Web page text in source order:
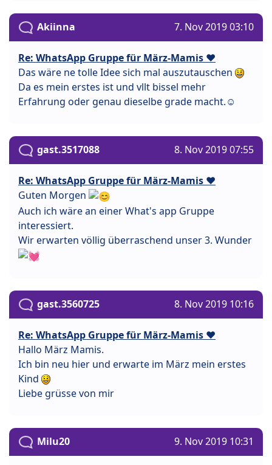
Akiinna 7. Nov 2019 03:10
Re: WhatsApp Gruppe für März-Mamis ❤️
Das wäre ne tolle Idee sich mal auszutauschen
Da es mein erstes ist und vllt bissel mehr
Erfahrung oder genau dieselbe grade macht.☺
gast.3517088 8. Nov 2019 07:55
Re: WhatsApp Gruppe für März-Mamis ❤️
Guten Morgen
Auch ich wäre an einer What's app Gruppe
interessiert.
Wir erwarten völlig überraschend unser 3. Wunder
gast.3560725 8. Nov 2019 10:16
Re: WhatsApp Gruppe für März-Mamis ❤️
Hallo März Mamis.
Ich bin neu hier und erwarte im März mein erstes
Kind
Liebe grüsse von mir
Milu20 9. Nov 2019 10:31